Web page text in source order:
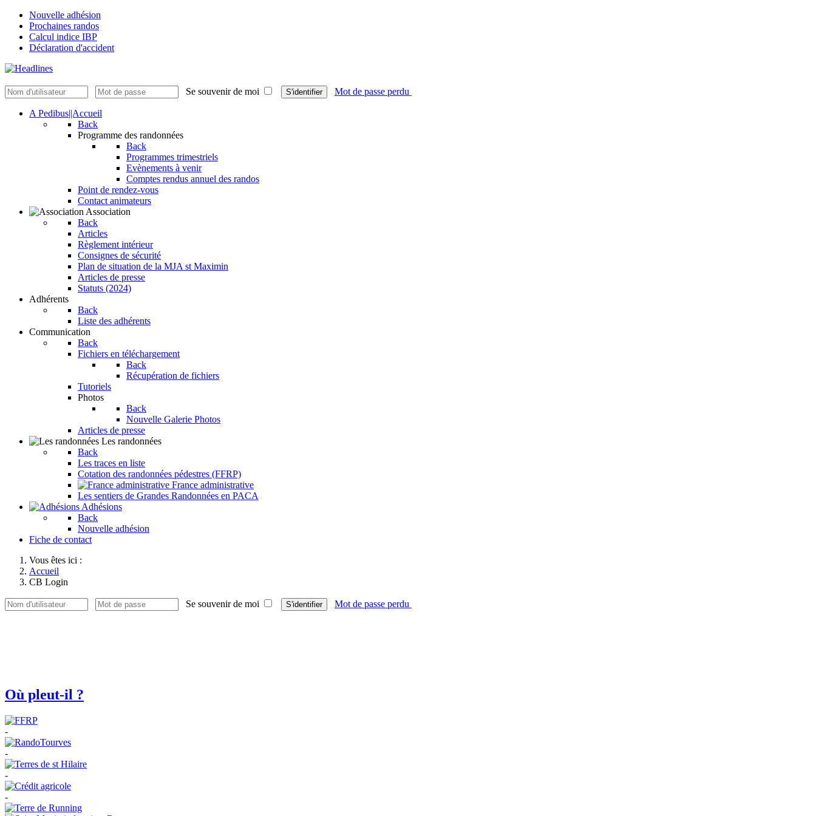
Nouvelle adhésion
Prochaines randos
Calcul indice IBP
Déclaration d'accident
Se souvenir de moi S'identifier Mot de passe perdu
A Pedibus||Accueil
Back
Programme des randonnées
Back
Programmes trimestriels
Evènements à venir
Comptes rendus annuel des randos
Point de rendez-vous
Contact animateurs
Association
Back
Articles
Règlement intérieur
Consignes de sécurité
Plan de situation de la MJA st Maximin
Articles de presse
Statuts (2024)
Adhérents
Back
Liste des adhérents
Communication
Back
Fichiers en téléchargement
Back
Récupération de fichiers
Tutoriels
Photos
Back
Nouvelle Galerie Photos
Articles de presse
Les randonnées
Back
Les traces en liste
Cotation des randonnées pédestres (FFRP)
France administrative
Les sentiers de Grandes Randonnées en PACA
Adhésions
Back
Nouvelle adhésion
Fiche de contact
Vous êtes ici :
Accueil
CB Login
Se souvenir de moi S'identifier Mot de passe perdu
Où pleut-il ?
-
-
-
-